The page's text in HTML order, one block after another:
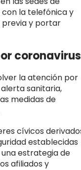
con la telefónica y
previa y portar
coronavirus
la atención por
sanitaria,
medidas de
cívicos
establecidas
estrategia de
afiliados y